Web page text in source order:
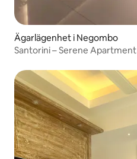
Ägarlägenhet i Negombo
Santorini – Serene Apartment